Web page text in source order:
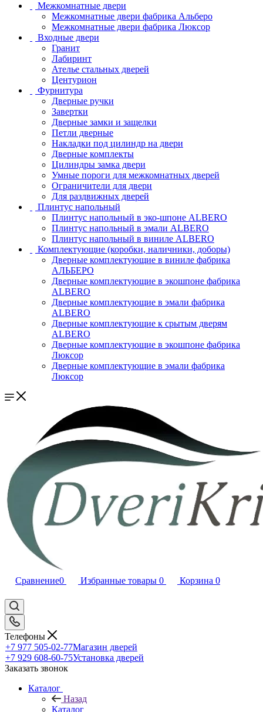
Межкомнатные двери
Межкомнатные двери фабрика Альберо
Межкомнатные двери фабрика Люксор
Входные двери
Гранит
Лабиринт
Ателье стальных дверей
Центурион
Фурнитура
Дверные ручки
Завертки
Дверные замки и защелки
Петли дверные
Накладки под цилиндр на двери
Дверные комплекты
Цилиндры замка двери
Умные пороги для межкомнатных дверей
Ограничители для двери
Для раздвижных дверей
Плинтус напольный
Плинтус напольный в эко-шпоне ALBERO
Плинтус напольный в эмали ALBERO
Плинтус напольный в виниле ALBERO
Комплектующие (коробки, наличники, доборы)
Дверные комплектующие в виниле фабрика
АЛЬБЕРО
Дверные комплектующие в экошпоне фабрика
ALBERO
Дверные комплектующие в эмали фабрика
ALBERO
Дверные комплектующие к срытым дверям
ALBERO
Дверные комплектующие в экошпоне фабрика
Люксор
Дверные комплектующие в эмали фабрика
Люксор
Сравнение0 Избранные товары 0 Корзина 0
Телефоны
+7 977 505-02-77Магазин дверей
+7 929 608-60-75Установка дверей
Заказать звонок
Каталог
Назад
Каталог